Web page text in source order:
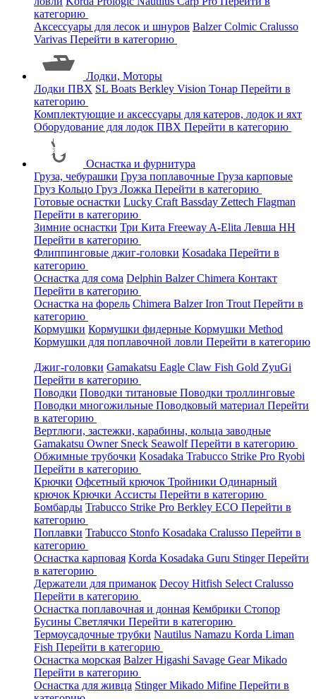
категорию
Аксессуары для лесок и шнуров BalzerColmic Cralusso
Varivas Перейти в категорию
Лодки, Моторы
Лодки ПВХ SL Boats Berkley Vision Тонар Перейти в
категорию
Комплектующие и аксессуары для катеров, лодок и яхт
Оборудование для лодок ПВХ Перейти в категорию
Оснастка и фурнитура
Груза, чебурашки Груза поплавочные Груза карповые
Груз Кольцо Груз Ложка Перейти в категорию
Готовые оснастки Lucky Craft Bassday Zettech Flagman
Перейти в категорию
Зимние оснастки Три Кита Freeway A-Elita Левша НН
Перейти в категорию
Флиппинговые джиг-головки Kosadaka Перейти в
категорию
Оснастка для сома Delphin BalzerChimera Контакт
Перейти в категорию
Оснастка на форель Chimera BalzerIron Trout Перейти в
категорию
Кормушки Кормушки фидерные Кормушки Method
Кормушки для поплавочной ловли Перейти в категорию
Джиг-головки Gamakatsu Eagle Claw Fish Gold ZyuGi
Перейти в категорию
Поводки Поводки титановые Поводки троллинговые
Поводки многожильные Поводковый материал Перейти
в категорию
Вертлюги, застежки, карабины, кольца заводные
Gamakatsu Owner Sneck SeawolfПерейти в категорию
Обжимные трубочки Kosadaka Trabucco Strike Pro Ryobi
Перейти в категорию
Крючки Офсетный крючок Тройники Одинарный
крючок Крючки Ассисты Перейти в категорию
Бомбарды Trabucco Strike Pro Berkley ECO Перейти в
категорию
Поплавки Trabucco Stonfo Kosadaka Cralusso Перейти в
категорию
Оснастка карповая Korda Kosadaka Guru StingerПерейти
в категорию
Держатели для приманок Decoy Hitfish Select Cralusso
Перейти в категорию
Оснастка поплавочная и донная Кембрики Стопор
Бусины Светлячки Перейти в категорию
Термоусадочные трубки Nautilus Namazu Korda Liman
Fish Перейти в категорию
Оснастка морская BalzerHigashi Savage GearMikado
Перейти в категорию
Оснастка для живца StingerMikado Mifine Перейти в